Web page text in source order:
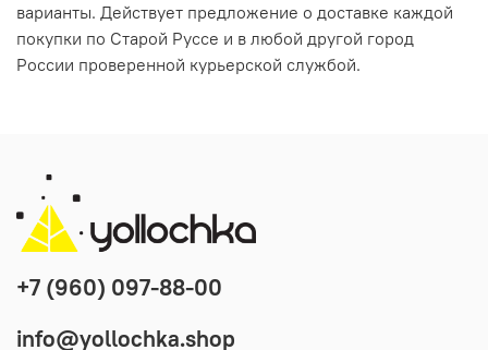
варианты. Действует предложение о доставке каждой
покупки по Старой Руссе и в любой другой город
России проверенной курьерской службой.
+7 (960) 097-88-00
info@yollochka.shop